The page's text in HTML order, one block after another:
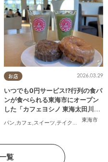
ーチ, 家族, おひとりさま
お店
東海市
2026.03.29
いつでも0円サービス!?行列の食パ
ンが食べられる東海市にオープン
した「カフェヨシノ 東海太田川
パン カフェ スイーツ テイクアウト ,家族
覧